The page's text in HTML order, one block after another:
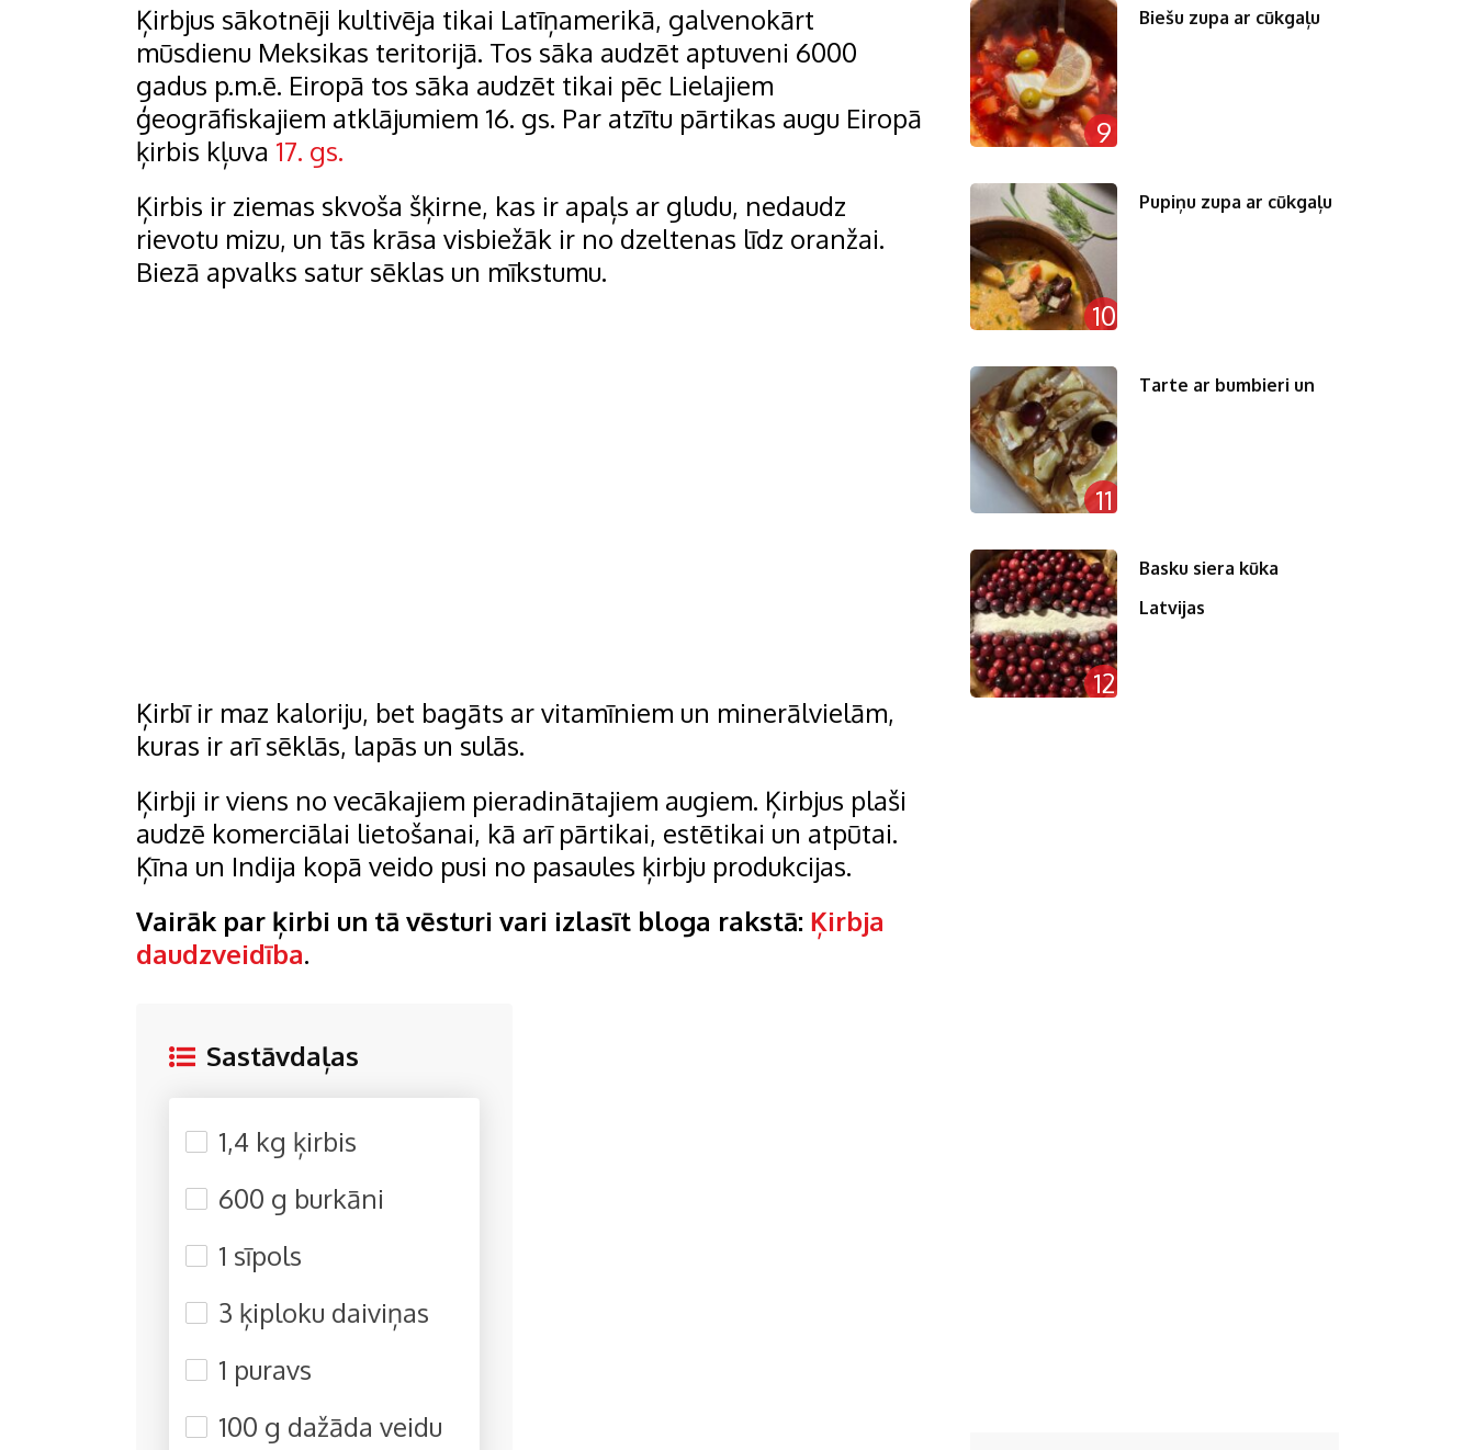
Ķirbjus sākotnēji kultivēja tikai Latīņamerikā, galvenokārt
mūsdienu Meksikas teritorijā. Tos sāka audzēt aptuveni 6000
gadus p.m.ē. Eiropā tos sāka audzēt tikai pēc Lielajiem
ģeogrāfiskajiem atklājumiem 16. gs. Par atzītu pārtikas augu Eiropā
ķirbis kļuva 17. gs.
Ķirbis ir ziemas skvoša šķirne, kas ir apaļs ar gludu, nedaudz
rievotu mizu, un tās krāsa visbiežāk ir no dzeltenas līdz oranžai.
Biezā apvalks satur sēklas un mīkstumu.
Ķirbī ir maz kaloriju, bet bagāts ar vitamīniem un minerālvielām,
kuras ir arī sēklās, lapās un sulās.
Ķirbji ir viens no vecākajiem pieradinātajiem augiem. Ķirbjus plaši
audzē komerciālai lietošanai, kā arī pārtikai, estētikai un atpūtai.
Ķīna un Indija kopā veido pusi no pasaules ķirbju produkcijas.
Vairāk par ķirbi un tā vēsturi vari izlasīt bloga rakstā: Ķirbja
daudzveidība.
Sastāvdaļas
1,4 kg ķirbis
600 g burkāni
1 sīpols
3 ķiploku daiviņas
1 puravs
100 g dažāda veidu
9
Biešu zupa ar cūkgaļu
10
Pupiņu zupa ar cūkgaļu
11
Tarte ar bumbieri un
12
Basku siera kūka
Latvijas